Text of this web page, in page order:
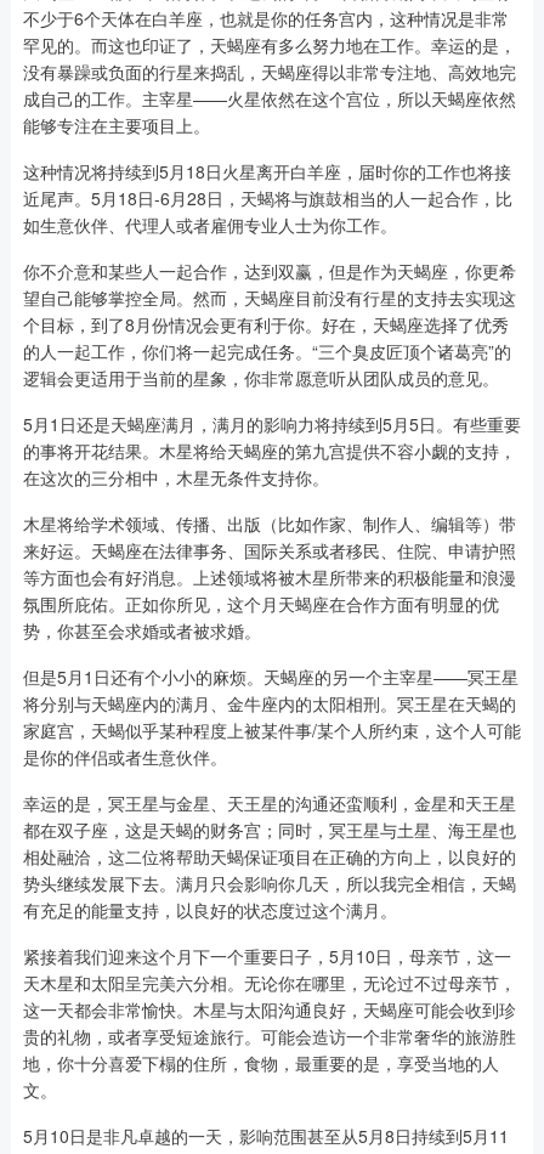
不少于6个天体在白羊座，也就是你的任务宫内，这种情况是非常
罕见的。而这也印证了，天蝎座有多么努力地在工作。幸运的是，
没有暴躁或负面的行星来捣乱，天蝎座得以非常专注地、高效地完
成自己的工作。主宰星——火星依然在这个宫位，所以天蝎座依然
能够专注在主要项目上。
这种情况将持续到5月18日火星离开白羊座，届时你的工作也将接
近尾声。5月18日-6月28日，天蝎将与旗鼓相当的人一起合作，比
如生意伙伴、代理人或者雇佣专业人士为你工作。
你不介意和某些人一起合作，达到双赢，但是作为天蝎座，你更希
望自己能够掌控全局。然而，天蝎座目前没有行星的支持去实现这
个目标，到了8月份情况会更有利于你。好在，天蝎座选择了优秀
的人一起工作，你们将一起完成任务。“三个臭皮匠顶个诸葛亮”的
逻辑会更适用于当前的星象，你非常愿意听从团队成员的意见。
5月1日还是天蝎座满月，满月的影响力将持续到5月5日。有些重要
的事将开花结果。木星将给天蝎座的第九宫提供不容小觑的支持，
在这次的三分相中，木星无条件支持你。
木星将给学术领域、传播、出版（比如作家、制作人、编辑等）带
来好运。天蝎座在法律事务、国际关系或者移民、住院、申请护照
等方面也会有好消息。上述领域将被木星所带来的积极能量和浪漫
氛围所庇佑。正如你所见，这个月天蝎座在合作方面有明显的优
势，你甚至会求婚或者被求婚。
但是5月1日还有个小小的麻烦。天蝎座的另一个主宰星——冥王星
将分别与天蝎座内的满月、金牛座内的太阳相刑。冥王星在天蝎的
家庭宫，天蝎似乎某种程度上被某件事/某个人所约束，这个人可能
是你的伴侣或者生意伙伴。
幸运的是，冥王星与金星、天王星的沟通还蛮顺利，金星和天王星
都在双子座，这是天蝎的财务宫；同时，冥王星与土星、海王星也
相处融洽，这二位将帮助天蝎保证项目在正确的方向上，以良好的
势头继续发展下去。满月只会影响你几天，所以我完全相信，天蝎
有充足的能量支持，以良好的状态度过这个满月。
紧接着我们迎来这个月下一个重要日子，5月10日，母亲节，这一
天木星和太阳呈完美六分相。无论你在哪里，无论过不过母亲节，
这一天都会非常愉快。木星与太阳沟通良好，天蝎座可能会收到珍
贵的礼物，或者享受短途旅行。可能会造访一个非常奢华的旅游胜
地，你十分喜爱下榻的住所，食物，最重要的是，享受当地的人
文。
5月10日是非凡卓越的一天，影响范围甚至从5月8日持续到5月11